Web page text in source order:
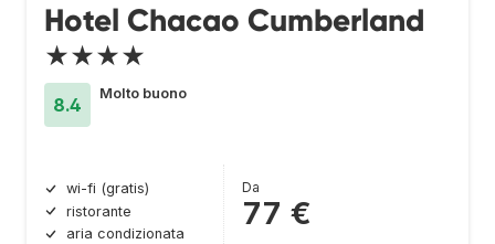
Hotel Chacao Cumberland
★★★★
8.4
Molto buono
wi-fi (gratis)
ristorante
aria condizionata
Da
77 €